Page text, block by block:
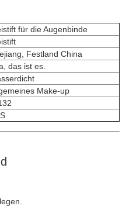
für die Augenbinde
Festland China
das ist es.
Make-up